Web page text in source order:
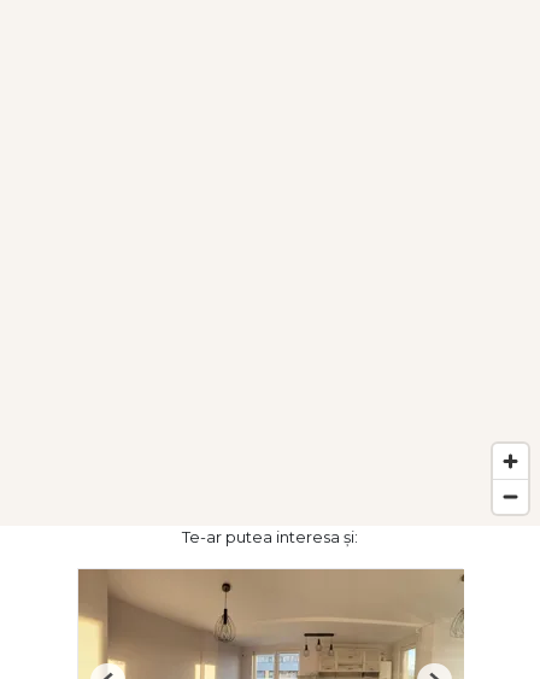
Te-ar putea interesa și: